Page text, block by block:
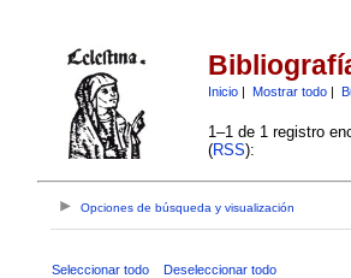
Inicio| Mostrar todo|
1–1 de 1 registro
(RSS):
Opciones de búsqueda y visualización
Seleccionar todo Deseleccionar todo